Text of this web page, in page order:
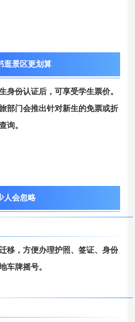
逛景区更划算
身份认证后，可享受学生票价。
部门会推出针对新生的免票或折
询。
人会忽略
移，方便办理护照、签证、身份
车牌摇号。